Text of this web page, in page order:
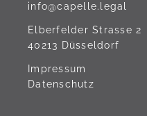
info@capelle.legal
Elberfelder Strasse 2
40213 Düsseldorf
Navigation
überspringen
Impressum
Datenschutz